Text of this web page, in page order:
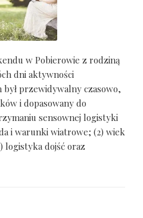
w Pobierowie z rodziną
dni aktywności
przewidywalny czasowo,
i dopasowany do
sensownej logistyki
i warunki wiatrowe; (2) wiek
logistyka dojść oraz